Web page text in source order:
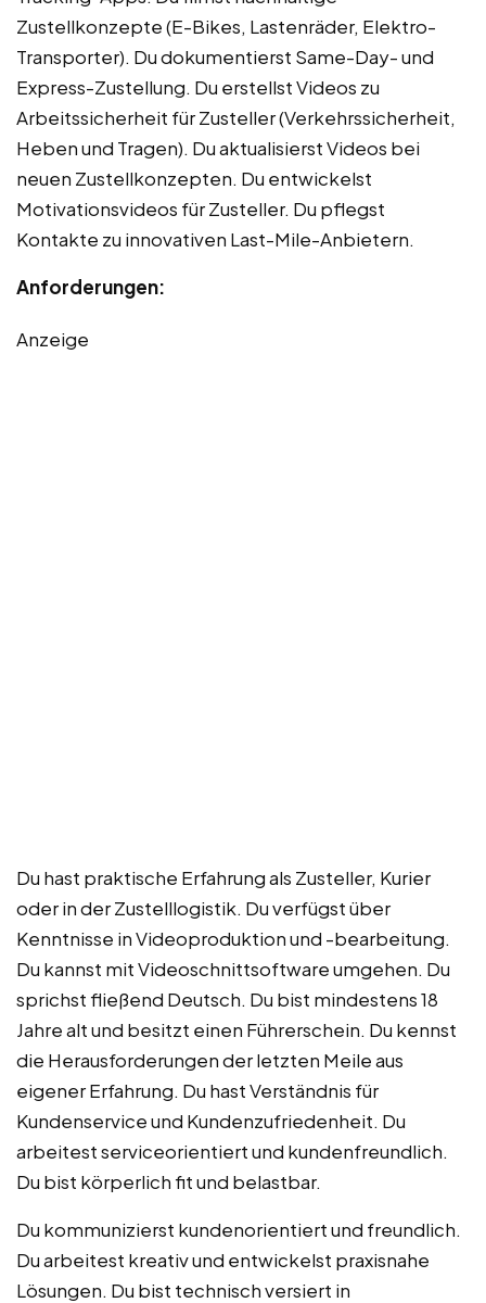
Zustellkonzepte (E-Bikes, Lastenräder, Elektro-
Transporter). Du dokumentierst Same-Day- und
Express-Zustellung. Du erstellst Videos zu
Arbeitssicherheit für Zusteller (Verkehrssicherheit,
Heben und Tragen). Du aktualisierst Videos bei
neuen Zustellkonzepten. Du entwickelst
Motivationsvideos für Zusteller. Du pflegst
Kontakte zu innovativen Last-Mile-Anbietern.
Anforderungen:
Anzeige
Du hast praktische Erfahrung als Zusteller, Kurier
oder in der Zustelllogistik. Du verfügst über
Kenntnisse in Videoproduktion und -bearbeitung.
Du kannst mit Videoschnittsoftware umgehen. Du
sprichst fließend Deutsch. Du bist mindestens 18
Jahre alt und besitzt einen Führerschein. Du kennst
die Herausforderungen der letzten Meile aus
eigener Erfahrung. Du hast Verständnis für
Kundenservice und Kundenzufriedenheit. Du
arbeitest serviceorientiert und kundenfreundlich.
Du bist körperlich fit und belastbar.
Du kommunizierst kundenorientiert und freundlich.
Du arbeitest kreativ und entwickelst praxisnahe
Lösungen. Du bist technisch versiert in